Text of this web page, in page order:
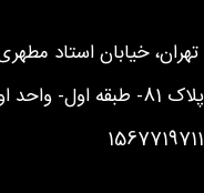
تهران، خیابان استاد
پلاک 81- طبقه اول-
1567719711